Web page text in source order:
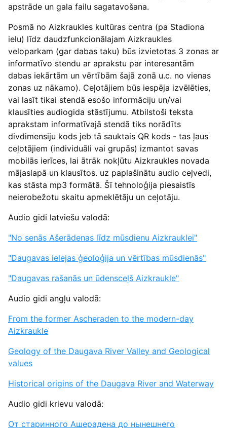
apstrāde un gala failu sagatavošana.
Posmā no Aizkraukles kultūras centra (pa Stadiona
ielu) līdz daudzfunkcionālajam Aizkraukles
veloparkam (gar dabas taku) būs izvietotas 3 zonas ar
informatīvo stendu ar aprakstu par interesantām
dabas iekārtām un vērtībām šajā zonā u.c. no vienas
zonas uz nākamo). Ceļotājiem būs iespēja izvēlēties,
vai lasīt tikai stendā esošo informāciju un/vai
klausīties audiogida stāstījumu. Atbilstoši teksta
aprakstam informatīvajā stendā tiks norādīts
divdimensiju kods jeb tā sauktais QR kods - tas ļaus
ceļotājiem (individuāli vai grupās) izmantot savas
mobilās ierīces, lai ātrāk nokļūtu Aizkraukles novada
mājaslapā un klausītos. uz paplašinātu audio ceļvedi,
kas stāsta mp3 formātā. Šī tehnoloģija piesaistīs
neierobežotu skaitu apmeklētāju un ceļotāju.
Audio gidi latviešu valodā:
"No senās Ašerādenas līdz mūsdienu Aizkrauklei"
"Daugavas ielejas ģeoloģija un vērtības mūsdienās"
"Daugavas rašanās un ūdensceļš Aizkraukle"
Audio gidi angļu valodā:
From the former Ascheraden to the modern-day
Aizkraukle
Geology of the Daugava River Valley and Geological
values
Historical origins of the Daugava River and Waterway
Audio gidi krievu valodā:
От старинного Ашерадена до нынешнего